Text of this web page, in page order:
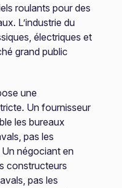
roulants pour des
L’industrie du
électriques et
grand public
une
Un fournisseur
les bureaux
pas les
négociant en
constructeurs
pas les